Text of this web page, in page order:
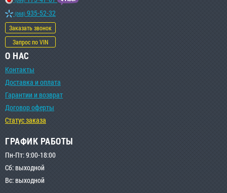
(068) 935-52-32
Заказать звонок
Запрос по VIN
О НАС
Контакты
Доставка и оплата
Гарантии и возврат
Договор оферты
Статус заказа
ГРАФИК РАБОТЫ
Пн-Пт: 9:00-18:00
Сб: выходной
Вс: выходной